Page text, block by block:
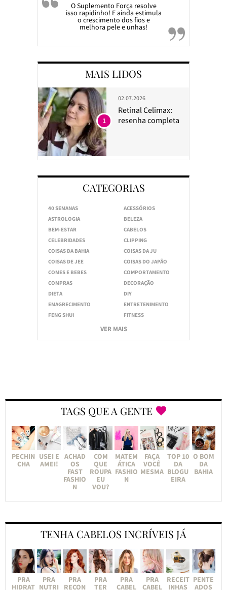
O Suplemento Força resolve
isso rapidinho! E ainda estimula
o crescimento dos fios e
melhora pele e unhas!
MAIS LIDOS
02.07.2026
Retinal Celimax:
resenha completa
1
CATEGORIAS
40 SEMANAS
ACESSÓRIOS
ASTROLOGIA
BELEZA
BEM-ESTAR
CABELOS
CELEBRIDADES
CLIPPING
COISAS DA BAHIA
COISAS DA JU
COISAS DE JEE
COISAS DO JAPÃO
COMES E BEBES
COMPORTAMENTO
COMPRAS
DECORAÇÃO
DIETA
DIY
EMAGRECIMENTO
ENTRETENIMENTO
FENG SHUI
FITNESS
VER MAIS
TAGS QUE A GENTE
PECHIN
CHA
USEI E
AMEI!
ACHAD
OS
FAST
FASHIO
N
COM
QUE
ROUPA
EU
VOU?
MATEM
ÁTICA
FASHIO
N
FAÇA
VOCÊ
MESMA
TOP 10
DA
BLOGU
EIRA
O BOM
DA
BAHIA
TENHA CABELOS INCRÍVEIS JÁ
PRA
HIDRAT
PRA
NUTRI
PRA
RECON
PRA
TER
PRA
CABEL
PRA
CABEL
RECEIT
INHAS
PENTE
ADOS